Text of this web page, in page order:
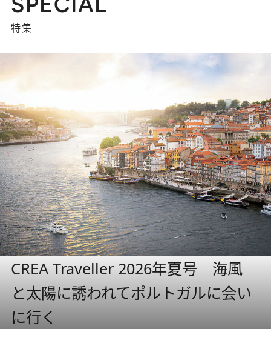
特集
CREA Traveller 2026年夏号 海風
と太陽に誘われてポルトガルに会い
に行く